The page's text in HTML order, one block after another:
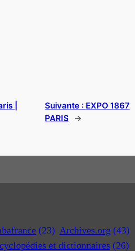
|
Suivante : EXPO 1867
PARIS
→
(23) Archives.org (43)
et dictionnaires (26)